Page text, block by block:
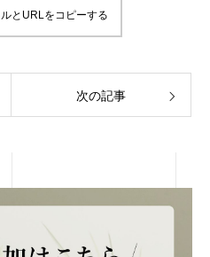
とURLをコピーする
次の記事